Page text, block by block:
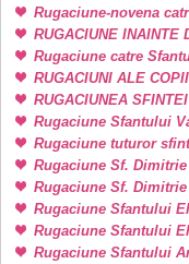
Rugaciune-novena
RUGACIUNE INAINTE
Rugaciune catre
RUGACIUNI ALE
RUGACIUNEA
Rugaciune Sfantului
Rugaciune tuturor
Rugaciune Sf.
Rugaciune Sf.
Rugaciune Sfantului
Rugaciune Sfantului
Rugaciune Sfantului